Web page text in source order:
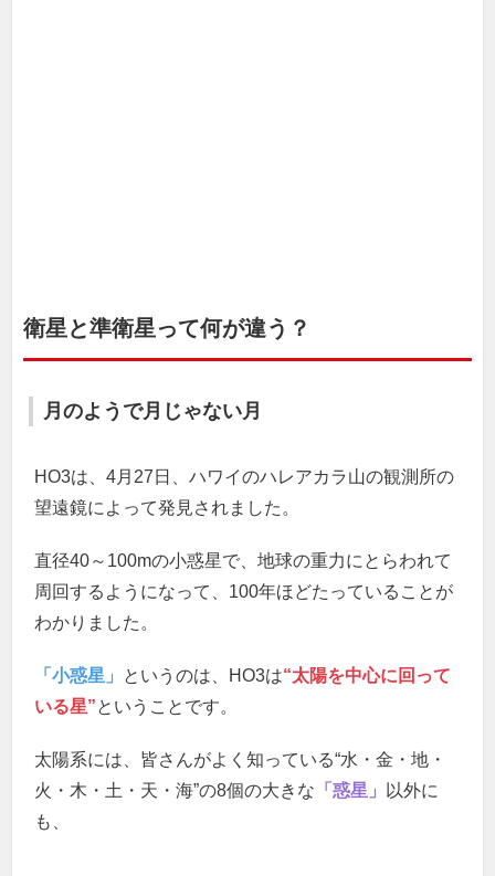
衛星と準衛星って何が違う？
月のようで月じゃない月
HO3は、4月27日、ハワイのハレアカラ山の観測所の
望遠鏡によって発見されました。
直径40～100mの小惑星で、地球の重力にとらわれて
周回するようになって、100年ほどたっていることが
わかりました。
「小惑星」 というのは、HO3は“太陽を中心に回って
いる星”ということです。
太陽系には、皆さんがよく知っている“水・金・地・
火・木・土・天・海”の8個の大きな 「惑星」
以外に
も、